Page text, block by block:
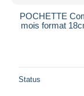
POCHETTE
mois format
Status